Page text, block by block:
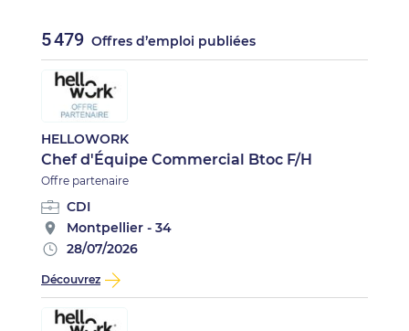
5 479 Offres d’emploi publiées
HELLOWORK
Chef d'Équipe Commercial Btoc F/H
Offre partenaire
CDI
Montpellier - 34
28/07/2026
Découvrez